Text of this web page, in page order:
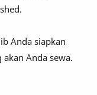
Anda siapkan
Anda sewa.